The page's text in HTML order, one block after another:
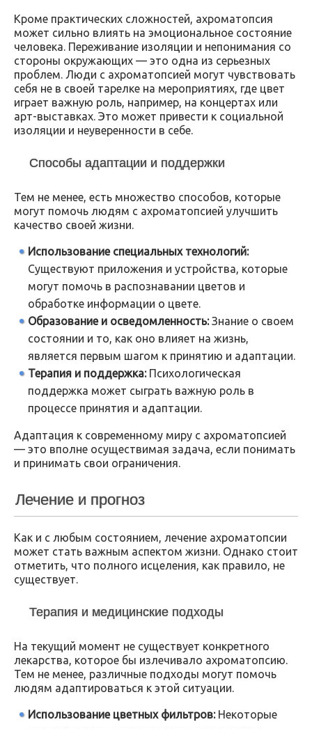
Кроме практических сложностей, ахроматопсия
может сильно влиять на эмоциональное состояние
человека. Переживание изоляции и непонимания со
стороны окружающих — это одна из серьезных
проблем. Люди с ахроматопсией могут чувствовать
себя не в своей тарелке на мероприятиях, где цвет
играет важную роль, например, на концертах или
арт-выставках. Это может привести к социальной
изоляции и неуверенности в себе.
Способы адаптации и поддержки
Тем не менее, есть множество способов, которые
могут помочь людям с ахроматопсией улучшить
качество своей жизни.
Использование специальных технологий:
Существуют приложения и устройства, которые
могут помочь в распознавании цветов и
обработке информации о цвете.
Образование и осведомленность:Знание о своем
состоянии и то, как оно влияет на жизнь,
является первым шагом к принятию и адаптации.
Терапия и поддержка:Психологическая
поддержка может сыграть важную роль в
процессе принятия и адаптации.
Адаптация к современному миру с ахроматопсией
— это вполне осуществимая задача, если понимать
и принимать свои ограничения.
Лечение и прогноз
Как и с любым состоянием, лечение ахроматопсии
может стать важным аспектом жизни. Однако стоит
отметить, что полного исцеления, как правило, не
существует.
Терапия и медицинские подходы
На текущий момент не существует конкретного
лекарства, которое бы излечивало ахроматопсию.
Тем не менее, различные подходы могут помочь
людям адаптироваться к этой ситуации.
Использование цветных фильтров:Некоторые